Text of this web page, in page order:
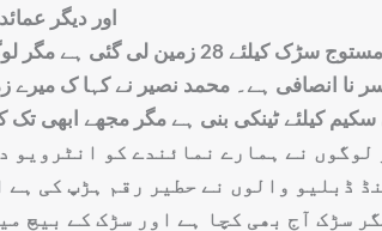
اور دیگر
سکیم کیلئے ٹینکی بنی ہے مگر مجھے ابھی تک
لوگوں نے ہمارے نمائندے کو انٹرویو
ڈبلیو والوں نے حطیر رقم ہڑپ کی ہے
سڑک آج بھی کچا ہے اور سڑک کے بیچ